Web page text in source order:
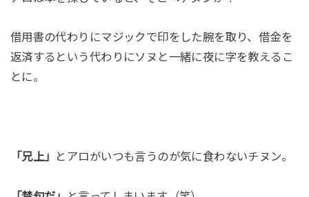
借用書の代わりにマジックで印をした腕を取り、借金を
返済するという代わりにソヌと一緒に夜に字を教えるこ
とに。
「兄上」 とアロがいつも言うのが気に食わないチヌン。